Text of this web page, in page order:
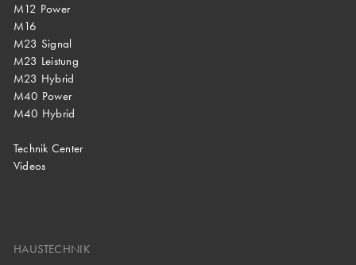
M12 Power
M16
M23 Signal
M23 Leistung
M23 Hybrid
M40 Power
M40 Hybrid
Technik Center
Videos
HAUSTECHNIK